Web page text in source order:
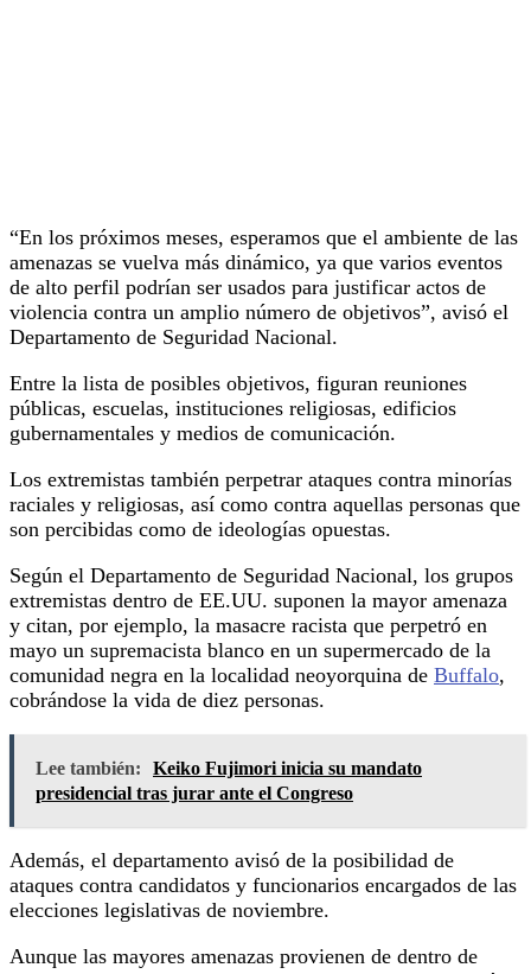
“En los próximos meses, esperamos que el ambiente de las
amenazas se vuelva más dinámico, ya que varios eventos
de alto perfil podrían ser usados para justificar actos de
violencia contra un amplio número de objetivos”, avisó el
Departamento de Seguridad Nacional.
Entre la lista de posibles objetivos, figuran reuniones
públicas, escuelas, instituciones religiosas, edificios
gubernamentales y medios de comunicación.
Los extremistas también perpetrar ataques contra minorías
raciales y religiosas, así como contra aquellas personas que
son percibidas como de ideologías opuestas.
Según el Departamento de Seguridad Nacional, los grupos
extremistas dentro de EE.UU. suponen la mayor amenaza
y citan, por ejemplo, la masacre racista que perpetró en
mayo un supremacista blanco en un supermercado de la
comunidad negra en la localidad neoyorquina de Buffalo,
cobrándose la vida de diez personas.
Lee también:
Keiko Fujimori inicia su mandato
presidencial tras jurar ante el Congreso
Además, el departamento avisó de la posibilidad de
ataques contra candidatos y funcionarios encargados de las
elecciones legislativas de noviembre.
Aunque las mayores amenazas provienen de dentro de